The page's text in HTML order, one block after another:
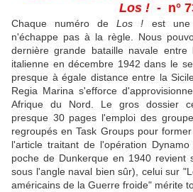
Los ! - n°
Chaque numéro deLos ! est une
n'échappe pas à la règle. Nous
dernière grande bataille navale
italienne en décembre 1942 dans le
presque à égale distance entre la
Regia Marina s'efforce
Afrique du Nord. Le gros dossier
presque 30 pages l'emploi des
regroupés en Task Groups pour
l'article traitant de l'opération
poche de Dunkerque en 1940 revient
sous l'angle naval bien sûr), celui sur
américains de la Guerre froide" mérite